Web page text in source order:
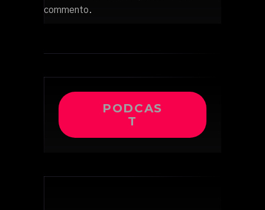
commento.
PODCAS
T